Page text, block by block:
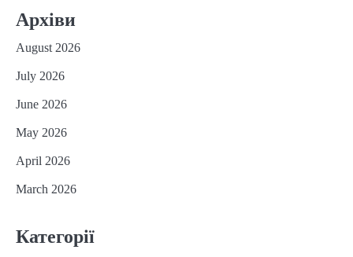
Архіви
August 2026
July 2026
June 2026
May 2026
April 2026
March 2026
Категорії